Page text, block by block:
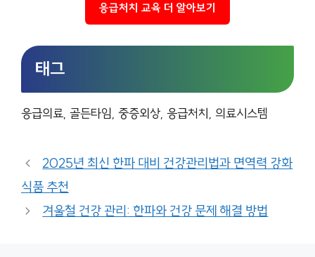
응급처치 교육 더 알아보기
태그
응급의료, 골든타임, 중증외상, 응급처치, 의료시스템
2025년 최신 한파 대비 건강관리법과 면역력 강화
식품 추천
겨울철 건강 관리: 한파와 건강 문제 해결 방법